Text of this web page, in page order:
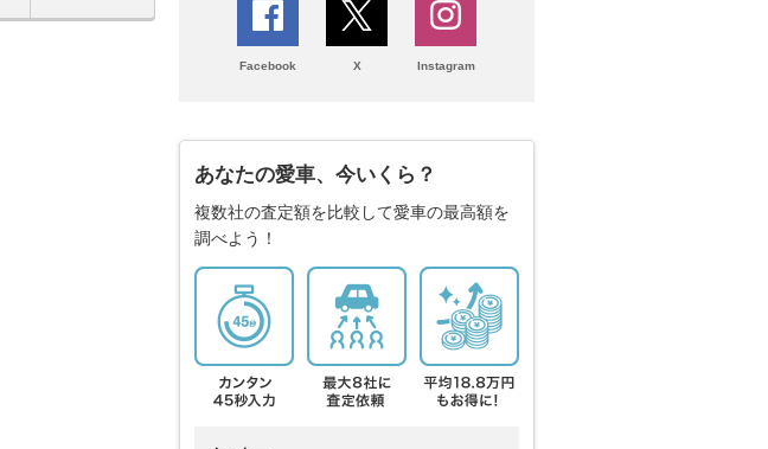
Facebook X Instagram
あなたの愛車、今いくら？
複数社の査定額を比較して愛車の最高額を
調べよう！